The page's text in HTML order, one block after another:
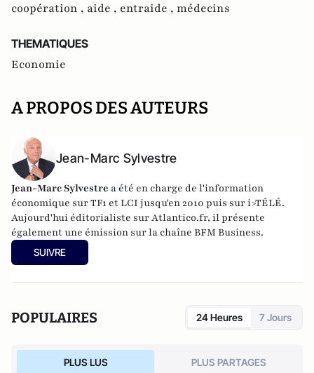
coopération , aide , entraide , médecins
THEMATIQUES
Economie
A PROPOS DES AUTEURS
Jean-Marc Sylvestre
Jean-Marc Sylvestre a été en charge de l'information
économique sur TF1 et LCI jusqu'en 2010 puis sur i>TÉLÉ.
Aujourd'hui éditorialiste sur Atlantico.fr, il présente
également une émission sur la chaîne BFM Business.
SUIVRE
POPULAIRES 24 Heures 7 Jours
PLUS LUS PLUS PARTAGES